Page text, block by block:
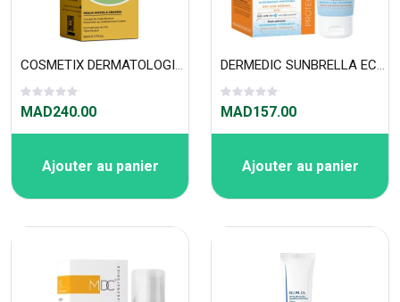
COSMETIX DERMATOLOGIE SOIN 2X1 ANTI-BRILLANCE SPF50 50ml
MAD240.00
Ajouter au panier
DERMEDIC SUNBRELLA ECRAN SPF50+ PSN 50ML
MAD157.00
Ajouter au panier